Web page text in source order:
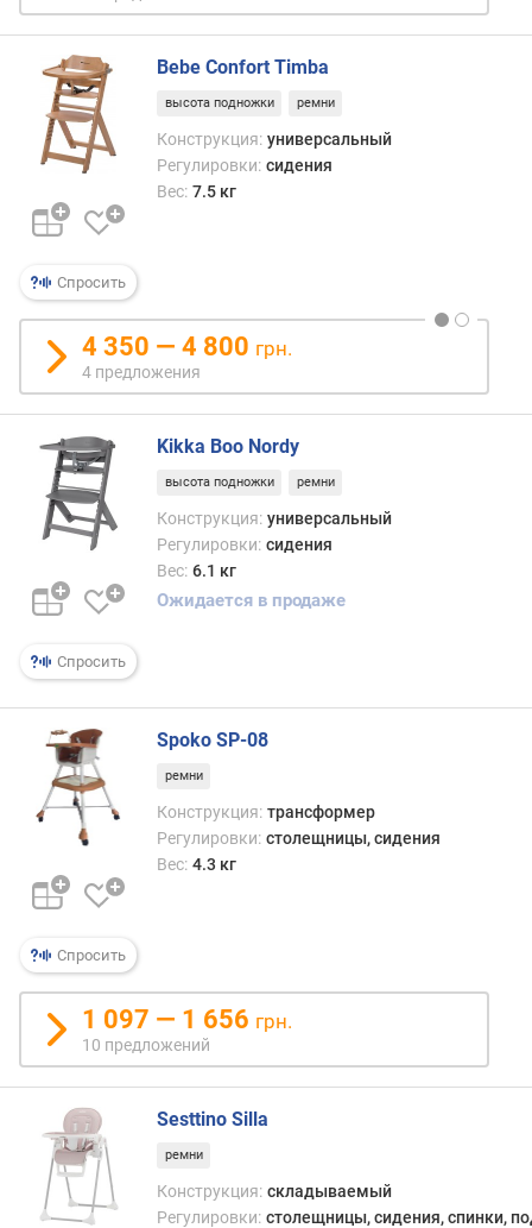
Спросить
Bebe Confort Timba
высота подножки ремни
Конструкция: универсальный
Регулировки: сидения
Вес: 7.5 кг
4 350 — 4 800 грн.
4 предложения
Спросить
Kikka Boo Nordy
высота подножки ремни
Конструкция: универсальный
Регулировки: сидения
Вес: 6.1 кг
Ожидается в продаже
Спросить
Spoko SP-08
ремни
Конструкция: трансформер
Регулировки: столещницы, сидения
Вес: 4.3 кг
1 097 — 1 656 грн.
10 предложений
Sesttino Silla
ремни
Конструкция: складываемый
Регулировки: столещницы, сидения, спинки,